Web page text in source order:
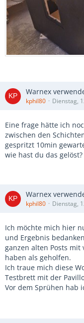
Warnex
kphil80 Dienstag,
Eine frage hätte ich
zwischen den
gespritzt 10min
wie hast du das gelöst?
Warnex
kphil80 Dienstag,
Ich möchte mich hier
und Ergebnis
ganzen alten Posts
haben als geholfen.
Ich traue mich diese
Testbrett mit der
Vor dem Sprühen hab